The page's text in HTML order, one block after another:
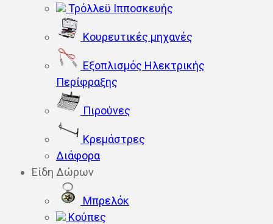
Τρόλλεϋ Ιπποσκευής
Κουρευτικές μηχανές
Εξοπλισμός Ηλεκτρικής
Περίφραξης
Πιρούνες
Κρεμάστρες
Διάφορα
Είδη Δώρων
Μπρελόκ
Κούπες